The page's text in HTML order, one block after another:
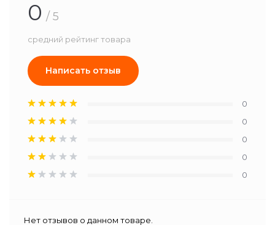
0 / 5
средний рейтинг товара
Написать отзыв
0
0
0
0
0
Нет отзывов о данном товаре.